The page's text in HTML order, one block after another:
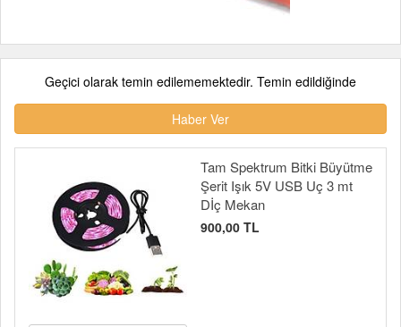
Geçici olarak temin edilememektedir. Temin edildiğinde
Haber Ver
Tam Spektrum Bitki Büyütme
Şerit Işık 5V USB Uç 3 mt
Dİç Mekan
900,00 TL